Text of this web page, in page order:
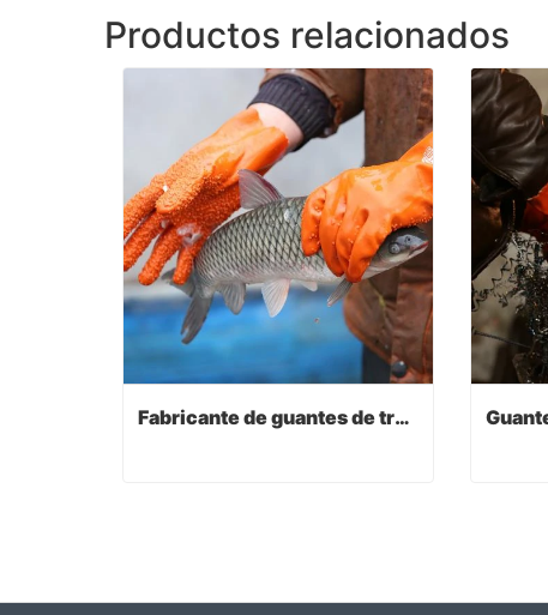
Productos relacionados
Fabricante de guantes de trabajo